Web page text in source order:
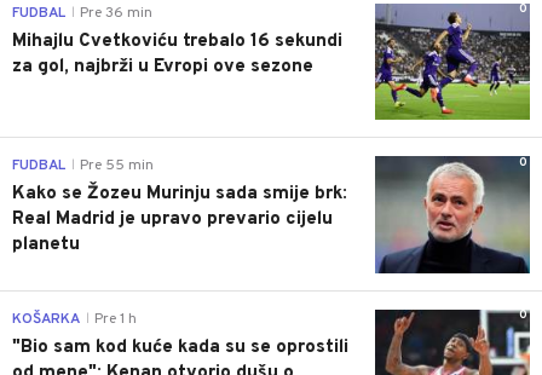
0
FUDBAL Pre 36 min
Mihajlu Cvetkoviću trebalo 16 sekundi
za gol, najbrži u Evropi ove sezone
0
FUDBAL Pre 55 min
Kako se Žozeu Murinju sada smije brk:
Real Madrid je upravo prevario cijelu
planetu
0
KOŠARKA Pre 1 h
"Bio sam kod kuće kada su se oprostili